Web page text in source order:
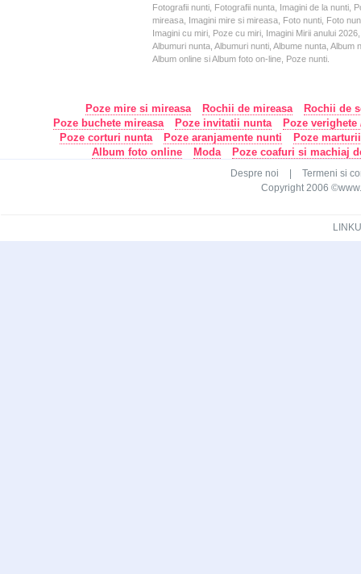
Fotografii nunti, Fotografii nunta, Imagini de la nunti,
mireasa, Imagini mire si mireasa, Foto nunti, Foto
Imagini cu miri, Poze cu miri, Imagini Mirii anului
Albumuri nunta, Albumuri nunti, Albume nunta,
Album online si Album foto on-line, Poze nunti.
Poze mire si mireasa Rochii de mireasa
Rochii de
Poze buchete mireasa
Poze invitatii nunta
Poze
Poze corturi nunta
Poze aranjamente nunti
Poze
Album foto online
Moda Poze coafuri si machiaj
Despre noi
Termeni si
Copyright 2006